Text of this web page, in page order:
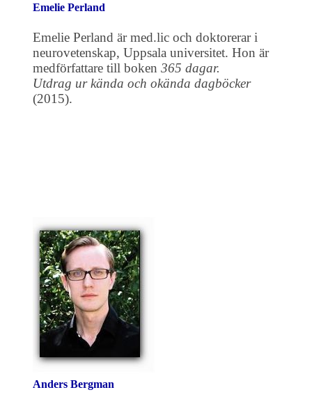
Emelie Perland
Emelie Perland är med.lic och doktorerar i
neurovetenskap, Uppsala universitet. Hon är
medförfattare till boken 365 dagar.
Utdrag ur kända och okända dagböcker
(2015).
Anders Bergman